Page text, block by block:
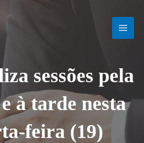
sessões pela
à tarde nesta
feira (19)